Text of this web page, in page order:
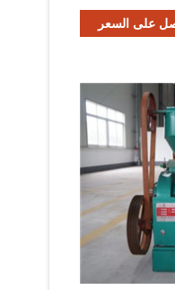
على السعر